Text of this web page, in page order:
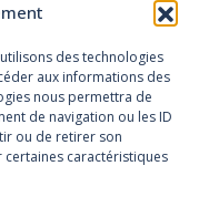
des technologies
aux informations des
nous permettra de
de navigation ou les ID
ou de retirer son
caractéristiques